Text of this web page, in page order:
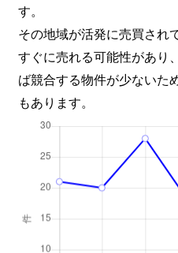
す。
その地域が活発に売買され
すぐに売れる可能性があり
ば競合する物件が少ないた
もあります。